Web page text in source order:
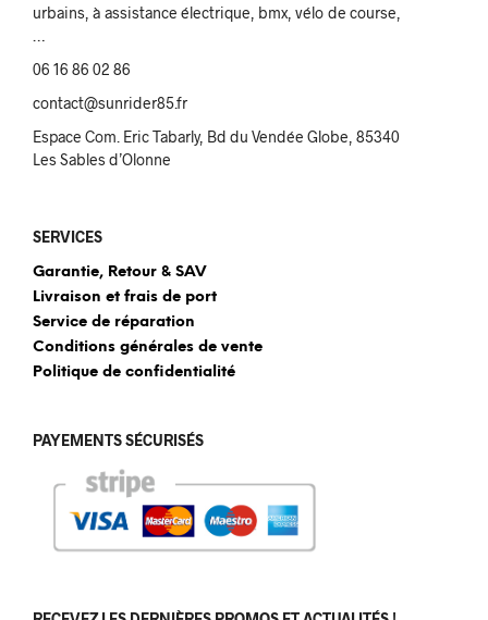
urbains, à assistance électrique, bmx, vélo de course,
06 16 86 02 86
contact@sunrider85.fr
Espace Com. Eric Tabarly, Bd du Vendée Globe, 85340
Les Sables d’Olonne
SERVICES
Garantie, Retour & SAV
Livraison et frais de port
Service de réparation
Conditions générales de vente
Politique de confidentialité
PAYEMENTS SÉCURISÉS